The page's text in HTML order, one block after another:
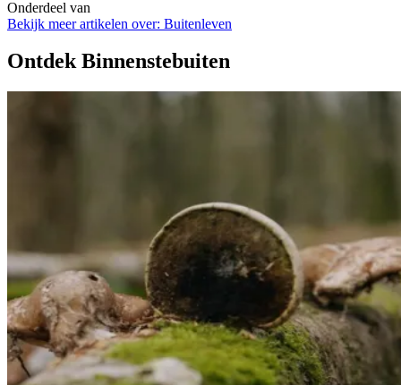
Onderdeel van
Bekijk meer artikelen over: Buitenleven
Ontdek Binnenstebuiten